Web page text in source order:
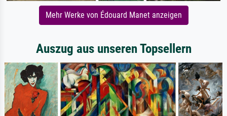
Mehr Werke von Édouard Manet anzeigen
Auszug aus unseren Topsellern